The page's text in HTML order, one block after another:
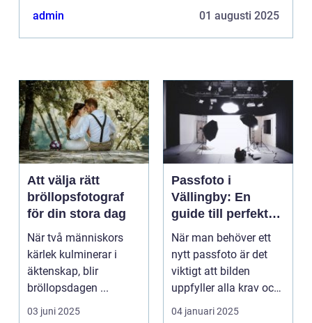
admin 01 augusti 2025
Att välja rätt
bröllopsfotograf
för din stora dag
När två människors
kärlek kulminerar i
äktenskap, blir
bröllopsdagen ...
03 juni 2025
Passfoto i
Vällingby: En
guide till perfekta
bilder
När man behöver ett
nytt passfoto är det
viktigt att bilden
uppfyller alla krav och
s...
04 januari 2025